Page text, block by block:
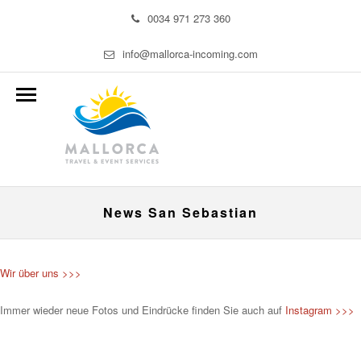
0034 971 273 360
info@mallorca-incoming.com
News San Sebastian
Wir über uns >>>
Immer wieder neue Fotos und Eindrücke finden Sie auch auf Instagram >>>